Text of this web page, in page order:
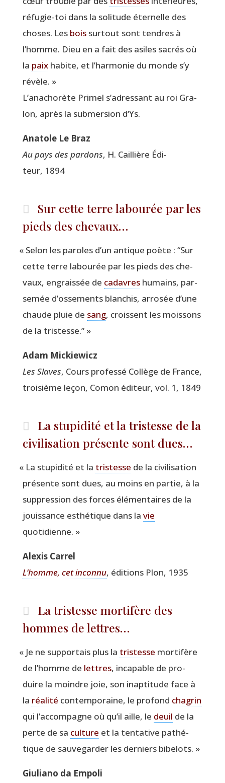
réfu­gie-toi dans la soli­tude éter­nelle des
choses. Les boissur­tout sont tendres à
l’homme. Dieu en a fait des asiles sacrés où
la paixhabite, et l’har­mo­nie du monde s’y
révèle. »
L’a­na­cho­rète Pri­mel s’adressant au roi Gra­
lon, après la sub­mer­sion d‘Ys.
Ana­tole Le Braz
Au pays des par­dons, H. Caillière Édi­
teur, 1894
Sur cette terre labourée par les
pieds des chevaux…
« Selon les paroles d’un antique poète : “Sur
cette terre labou­rée par les pieds des che­
vaux, engrais­sée de cadavreshumains, par­
se­mée d’ossements blan­chis, arro­sée d’une
chaude pluie de sang, croissent les mois­sons
de la tristesse.” »
Adam Mickie­wicz
Les Slaves, Cours pro­fes­sé Col­lège de France,
troi­sième leçon, Comon édi­teur, vol. 1, 1849
La stupidité et la tristesse de la
civilisation présente sont dues…
« La stu­pi­di­té et la tris­tesse de la civi­li­sa­tion
pré­sente sont dues, au moins en par­tie, à la
sup­pres­sion des forces élé­men­taires de la
jouis­sance esthé­tique dans la vie
quotidienne. »
Alexis Car­rel
L’homme, cet incon­nu, édi­tions Plon, 1935
La tristesse mortifère des
hommes de lettres…
« Je ne sup­por­tais plus la tris­tesse mor­ti­fère
de l’homme de lettres, inca­pable de pro­
duire la moindre joie, son inap­ti­tude face à
la réa­li­té contem­po­raine, le pro­fond cha­grin
qui l’accompagne où qu’il aille, le deuil de la
perte de sa culture et la ten­ta­tive pathé­
tique de sau­ve­gar­der les der­niers bibelots. »
Giu­lia­no da Empoli